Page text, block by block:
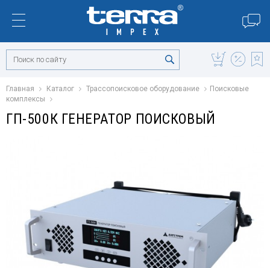
Главная Каталог Трассопоисковое оборудование
Поисковые
комплексы
ГП-500К ГЕНЕРАТОР ПОИСКОВЫЙ